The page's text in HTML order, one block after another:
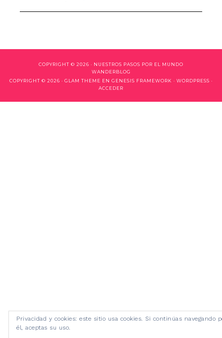
COPYRIGHT © 2026 · NUESTROS PASOS POR EL MUNDO
WANDERBLOG
COPYRIGHT © 2026 · GLAM THEME EN GENESIS FRAMEWORK · WORDPRESS ·
ACCEDER
Privacidad y cookies: este sitio usa cookies. Si continúas navegando
él, aceptas su uso.